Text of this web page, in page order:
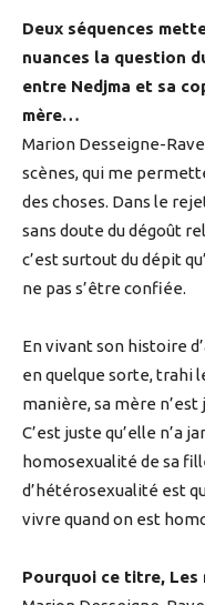
Deux séquences
nuances la question
entre Nedjma et sa
mère…
Marion Desseigne-
scènes, qui me
des choses. Dans le
sans doute du dégoût
c’est surtout du dépit
ne pas s’être confiée.
En vivant son histoire
en quelque sorte, trahi
manière, sa mère
C’est juste qu’elle n’a
homosexualité de sa
d’hétérosexualité est
vivre quand on est
Pourquoi ce titre, Les